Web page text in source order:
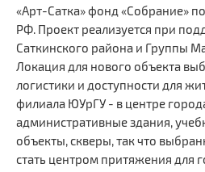
«Арт-Сатка» фонд «Собрание»
РФ. Проект реализуется при
Саткинского района и Группы
Локация для нового объекта
логистики и доступности для
филиала ЮУрГУ - в центре
административные здания,
объекты, скверы, так что
стать центром притяжения для